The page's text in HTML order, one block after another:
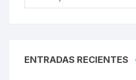
ENTRADAS RECIENTES